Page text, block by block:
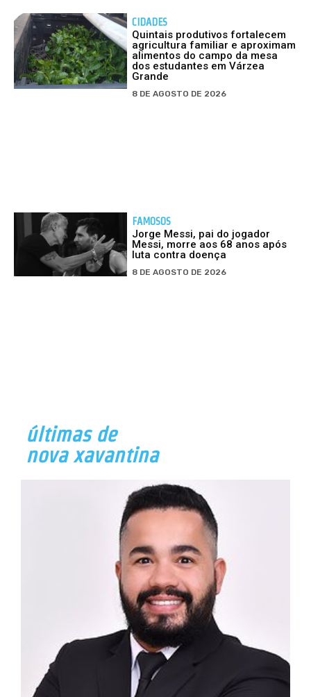
CIDADES
Quintais produtivos fortalecem
agricultura familiar e aproximam
alimentos do campo da mesa
dos estudantes em Várzea
Grande
8 DE AGOSTO DE 2026
FAMOSOS
Jorge Messi, pai do jogador
Messi, morre aos 68 anos após
luta contra doença
8 DE AGOSTO DE 2026
últimas de
nova xavantina